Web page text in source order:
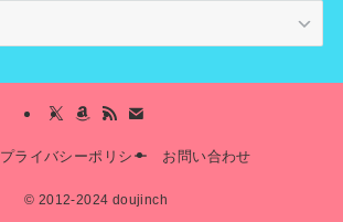
プライバシーポリシー お問い合わせ
© 2012-2024 doujinch